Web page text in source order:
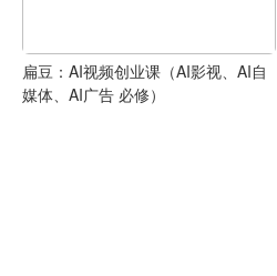
扁豆：AI视频创业课（AI影视、AI自
媒体、AI广告 必修）